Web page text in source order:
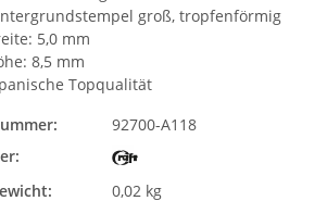
groß, tropfenförmig
5,0 mm
8,5 mm
Topqualität
92700-A118
0,02 kg